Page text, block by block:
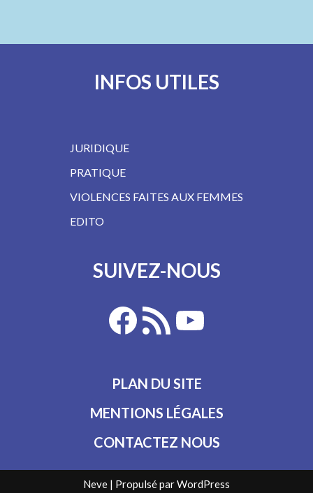
INFOS UTILES
JURIDIQUE
PRATIQUE
VIOLENCES FAITES AUX FEMMES
EDITO
SUIVEZ-NOUS
PLAN DU SITE
MENTIONS LÉGALES
CONTACTEZ NOUS
Neve | Propulsé parWordPress